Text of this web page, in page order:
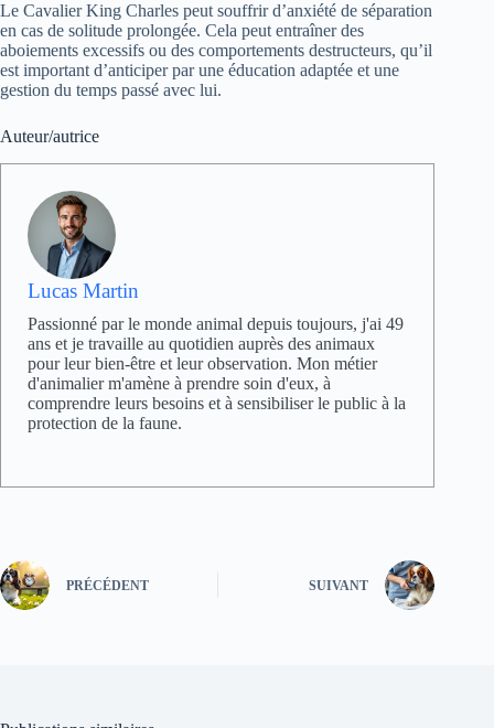
Le Cavalier King Charles peut souffrir d’anxiété de séparation
en cas de solitude prolongée. Cela peut entraîner des
aboiements excessifs ou des comportements destructeurs, qu’il
est important d’anticiper par une éducation adaptée et une
gestion du temps passé avec lui.
Auteur/autrice
Lucas Martin
Passionné par le monde animal depuis toujours, j'ai 49
ans et je travaille au quotidien auprès des animaux
pour leur bien-être et leur observation. Mon métier
d'animalier m'amène à prendre soin d'eux, à
comprendre leurs besoins et à sensibiliser le public à la
protection de la faune.
PRÉCÉDENT SUIVANT